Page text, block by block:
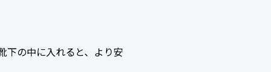
下の中に入れると、より安